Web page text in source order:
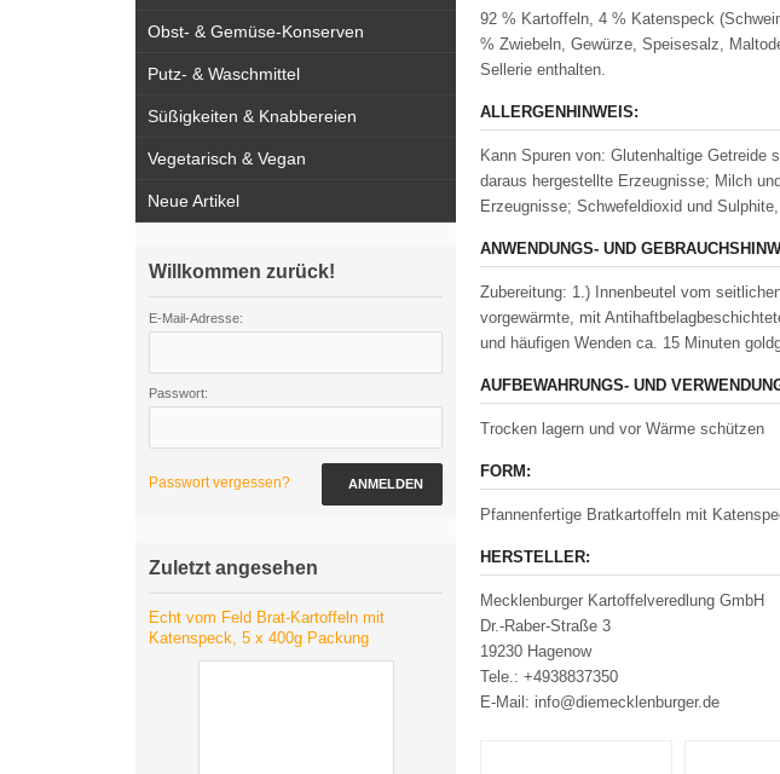
92 % Kartoffeln, 4 % Katenspeck
% Zwiebeln, Gewürze, Speisesalz,
Sellerie enthalten.
ALLERGENHINWEIS:
Kann Spuren von: Glutenhaltige Getreide
daraus hergestellte Erzeugnisse; Milch
Erzeugnisse; Schwefeldioxid und
ANWENDUNGS- UND
Zubereitung: 1.) Innenbeutel vom
vorgewärmte, mit
und häufigen Wenden ca. 15 Minuten
AUFBEWAHRUNGS- UND
Trocken lagern und vor Wärme schützen
FORM:
Pfannenfertige Bratkartoffeln mit
HERSTELLER:
Mecklenburger Kartoffelveredlung GmbH
Dr.-Raber-Straße 3
19230 Hagenow
Tele.: +4938837350
E-Mail: info@diemecklenburger.de
Obst- & Gemüse-Konserven
Putz- & Waschmittel
Süßigkeiten & Knabbereien
Vegetarisch & Vegan
Neue Artikel
Willkommen zurück!
E-Mail-Adresse:
Passwort:
Passwort vergessen? ANMELDEN
Zuletzt angesehen
Echt vom Feld Brat-Kartoffeln mit
Katenspeck, 5 x 400g Packung